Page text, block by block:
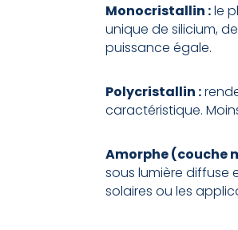
Monocristallin :le
unique de silicium,
puissance égale.
Polycristallin :
caractéristique.
Amorphe (couche
sous lumière diffuse
solaires ou les